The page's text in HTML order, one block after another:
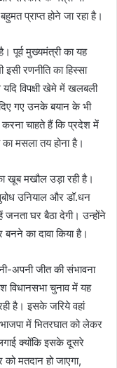
प्राप्त होने जा रहा है।
पूर्व मुख्यमंत्री का यह
रणनीति का हिस्सा
विपक्षी खेमे में खलबली
गए उनके बयान के भी
चाहते हैं कि प्रदेश में
मसला तय होना है।
खूब मखौल उड़ा रही है।
उनियाल और डॉ.धन
घर बैठा देगी। उन्होंने
का दावा किया है।
अपनी जीत की संभावना
विधानसभा चुनाव में यह
है। इसके जरिये वहां
में भितरघात को लेकर
क्योंकि इसके दूसरे
मतदान हो जाएगा,